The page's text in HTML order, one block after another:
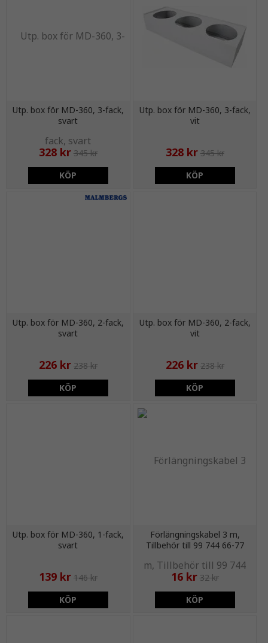
Utp. box för MD-360, 3-fack,
svart
328 kr 345 kr
KÖP
Utp. box för MD-360, 3-fack,
vit
328 kr 345 kr
KÖP
Utp. box för MD-360, 2-fack,
svart
226 kr 238 kr
KÖP
Utp. box för MD-360, 2-fack,
vit
226 kr 238 kr
KÖP
Utp. box för MD-360, 1-fack,
svart
139 kr 146 kr
KÖP
Förlängningskabel 3 m,
Tillbehör till 99 744 66-77
16 kr 32 kr
KÖP